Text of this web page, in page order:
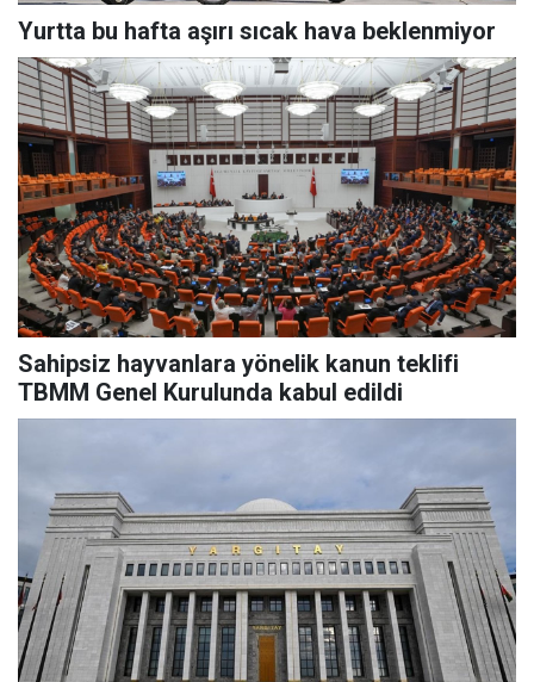
Yurtta bu hafta aşırı sıcak hava beklenmiyor
Sahipsiz hayvanlara yönelik kanun teklifi
TBMM Genel Kurulunda kabul edildi